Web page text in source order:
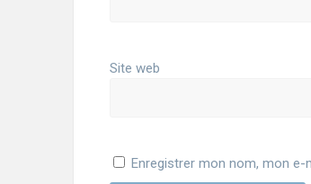
Site web
Enregistrer mon nom, mon